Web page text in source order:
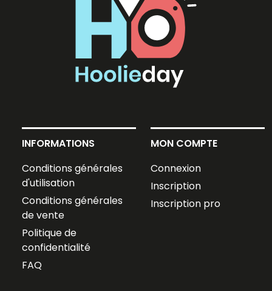
INFORMATIONS
Conditions générales
d'utilisation
Conditions générales
de vente
Politique de
confidentialité
FAQ
MON COMPTE
Connexion
Inscription
Inscription pro